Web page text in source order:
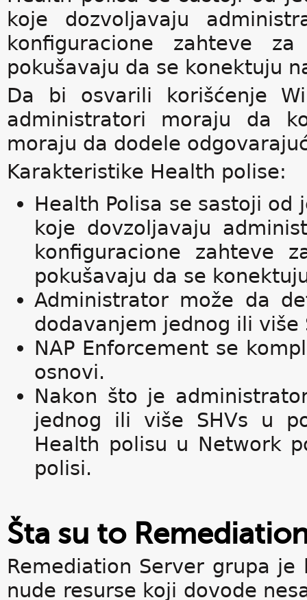
koje dozvoljavaju
konfiguracione zahteve
pokušavaju da se konektuju
Da bi osvarili korišćenje
administratori moraju da
moraju da dodele
Karakteristike Health polise:
Health Polisa se sastoji od
koje dovzoljavaju
konfiguracione zahteve
pokušavaju da se
Administrator može da
dodavanjem jednog ili više
NAP Enforcement se
osnovi.
Nakon što je
jednog ili više SHVs u
Health polisu u Network
polisi.
Šta su to
Remediation Server grupa
nude resurse koji dovode